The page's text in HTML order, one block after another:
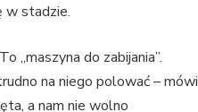
w stadzie.
„maszyna do zabijania”.
na niego polować – mówi
a nam nie wolno